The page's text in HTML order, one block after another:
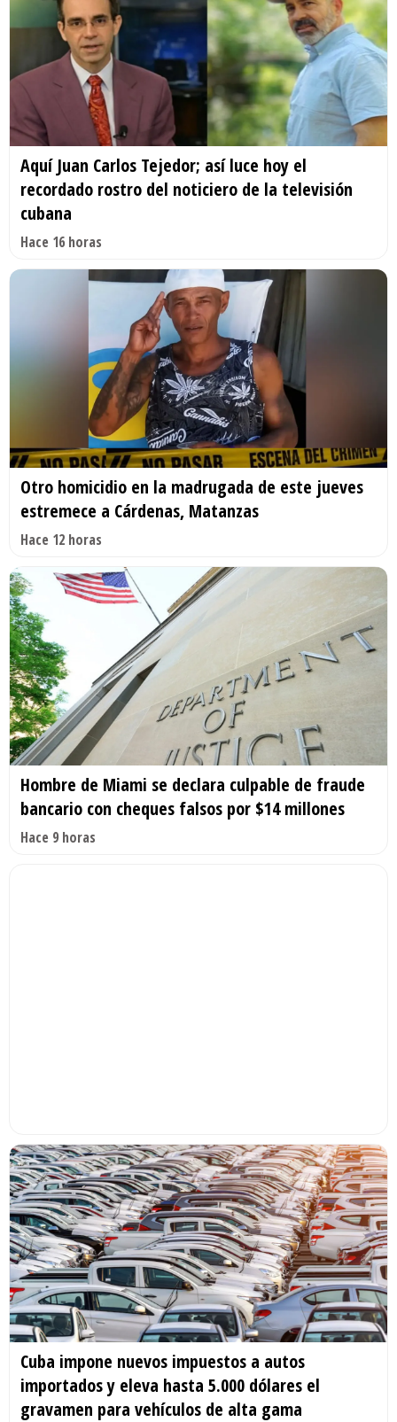
Aquí Juan Carlos Tejedor; así luce hoy el
recordado rostro del noticiero de la televisión
cubana
Hace 16 horas
Otro homicidio en la madrugada de este jueves
estremece a Cárdenas, Matanzas
Hace 12 horas
Hombre de Miami se declara culpable de fraude
bancario con cheques falsos por $14 millones
Hace 9 horas
Cuba impone nuevos impuestos a autos
importados y eleva hasta 5.000 dólares el
gravamen para vehículos de alta gama